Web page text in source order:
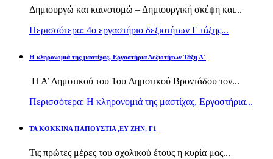
Δημιουργώ και καινοτομώ – Δημιουργική σκέψη και...
Περισσότερα: 4ο εργαστήριο δεξιοτήτων Γ τάξης...
H κληρονομιά της μαστίχας, Εργαστήρια Δεξιοτήτων Τάξη Α΄
Η Α’ Δημοτικού του 1ου Δημοτικού Βροντάδου τον...
Περισσότερα: H κληρονομιά της μαστίχας, Εργαστήρια...
TA KOKKINA ΠΑΠΟΥΣΤΙΑ ,ΕΥ ΖΗΝ, Γ1
Τις πρώτες μέρες του σχολικού έτους η κυρία μας...